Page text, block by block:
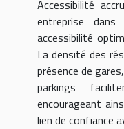
Accessibilité
entreprise
accessibilité
La densité des
présence de
parkings
encourageant
lien de confiance